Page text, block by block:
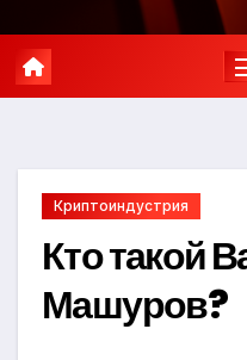
Криптоиндустрия
Кто такой
Машуров?